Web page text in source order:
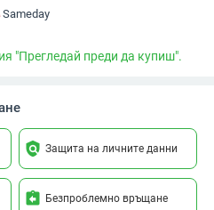
Sameday
"Прегледай преди да купиш".
policy Защита на личните данни
assignment_return Безпроблемно връщане